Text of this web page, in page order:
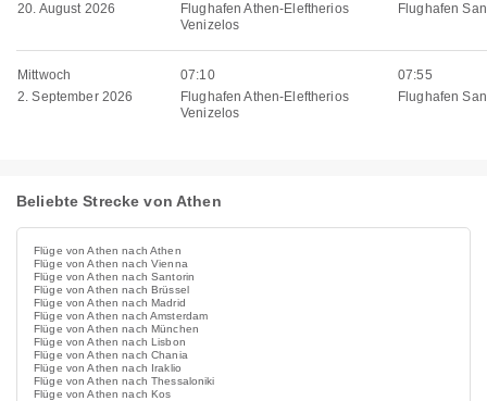
20. August 2026
Flughafen Athen-Eleftherios
Venizelos
Flughafen
Mittwoch
2. September 2026
07:10
Flughafen Athen-Eleftherios
Venizelos
07:55
Flughafen
Beliebte Strecke von Athen
Flüge von Athen nach Athen
Flüge von Athen nach Vienna
Flüge von Athen nach Santorin
Flüge von Athen nach Brüssel
Flüge von Athen nach Madrid
Flüge von Athen nach Amsterdam
Flüge von Athen nach München
Flüge von Athen nach Lisbon
Flüge von Athen nach Chania
Flüge von Athen nach Iraklio
Flüge von Athen nach Thessaloniki
Flüge von Athen nach Kos